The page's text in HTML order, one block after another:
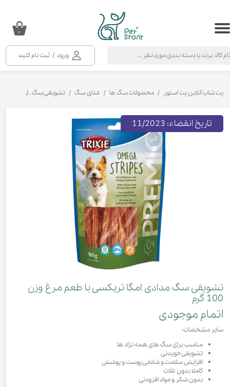
ورود / ثبت نام کنید
حساب کاربری من
خروج از حساب کاربری
۰
پت شاپ آنلاین پت استور محصولات سگ ها غذای سگ تشویقی سگ
تشویقی سگ مدادی امگا تریکسی با طعم مرغ وزن
100 گرم
اتمام موجودی
سایر مشخصات:
مناسب برای سگ های همه نژاد ها
تشویقی جویدنی
افزایش سلامت و شادابی پوست و پوشش
کاملا بدون غلات
بدون شکر و مواد افزودنی
تاریخ انقضاء: 11/2023